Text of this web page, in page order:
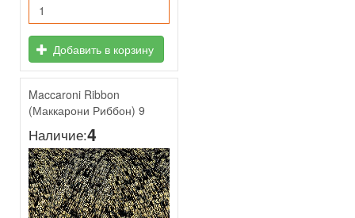
Добавить в корзину
Maccaroni Ribbon
(Маккарони Риббон) 9
Наличие:4